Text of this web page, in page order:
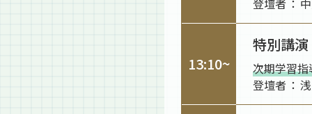
登壇者
13:10~
特別講
次期学習
登壇者